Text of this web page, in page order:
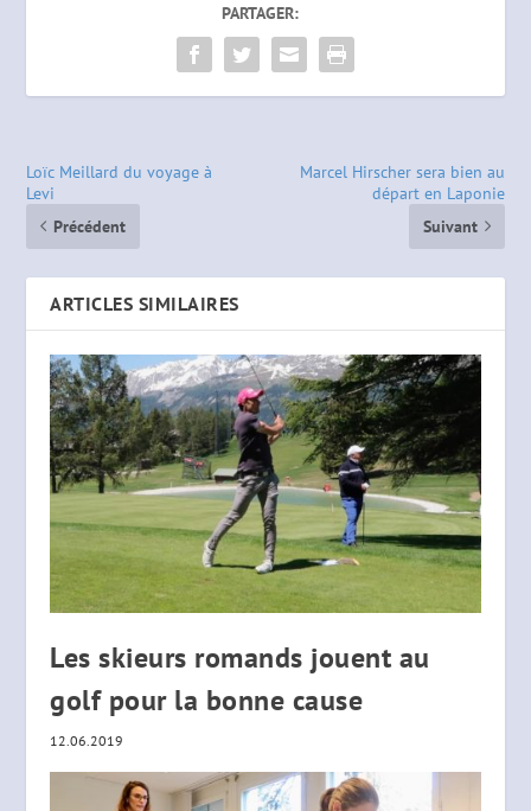
PARTAGER:
Loïc Meillard du voyage à
Levi
Précédent
Marcel Hirscher sera bien au
départ en Laponie
Suivant
ARTICLES SIMILAIRES
Les skieurs romands jouent au
golf pour la bonne cause
12.06.2019